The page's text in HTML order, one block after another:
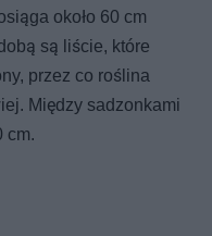
około 60 cm
są liście, które
przez co roślina
Między sadzonkami
cm.